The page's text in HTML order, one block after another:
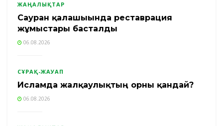
ЖАҢАЛЫҚТАР
Сауран қалашығында реставрация
жұмыстары басталды
06.08.2026
СҰРАҚ-ЖАУАП
Исламда жалқаулықтың орны қандай?
06.08.2026